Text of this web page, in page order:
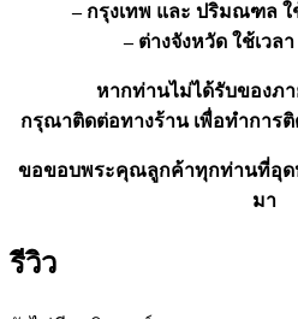
– กรุงเทพ และ ปริมณฑล ใ
– ต่างจังหวัด ใช้เวล
หากท่านไม่ได้รับของภ
กรุณาติดต่อทางร้าน เพื่อทำการ
ขอขอบพระคุณลูกค้าทุกท่านที่อุด
มา
รีวิว